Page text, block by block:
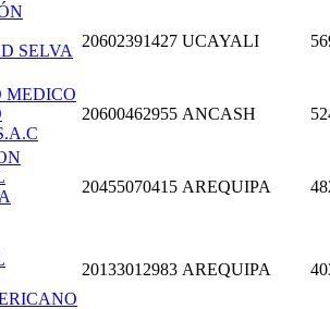
SELVA
20602391427 UCAYALI
MEDICO
20600462955 ANCASH
20455070415 AREQUIPA
20133012983 AREQUIPA